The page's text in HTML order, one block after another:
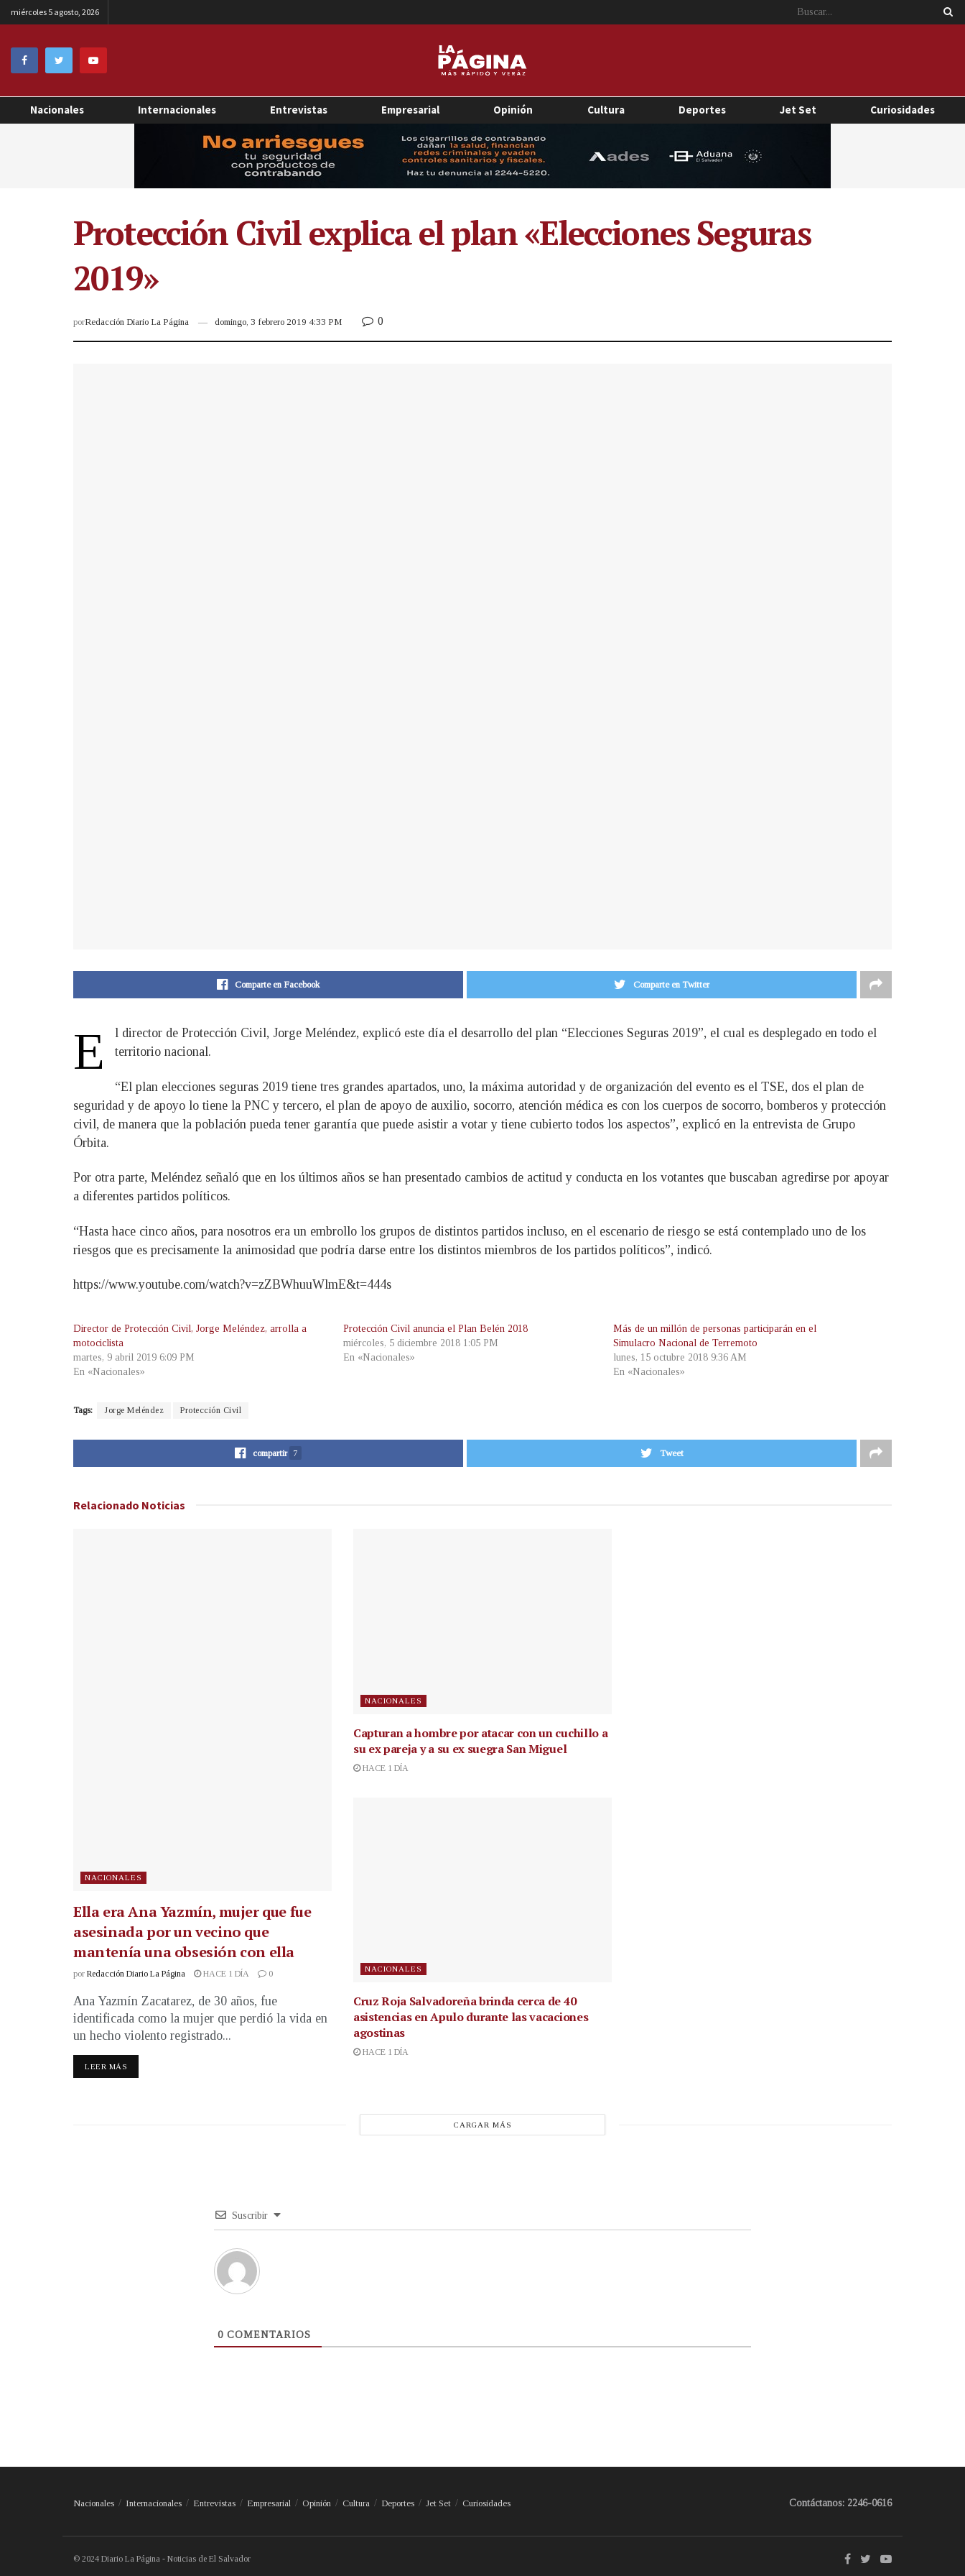
miércoles 5 agosto, 2026
Nacionales Internacionales Entrevistas Empresarial Opinión Cultura Deportes Jet Set Curiosidades
Protección Civil explica el plan «Elecciones Seguras
2019»
porRedacción Diario La Página domingo, 3 febrero 2019 4:33 PM 0
Comparte en Facebook Comparte en Twitter
E
l director de Protección Civil, Jorge Meléndez, explicó este día el desarrollo del plan “Elecciones Seguras 2019”, el cual es desplegado en todo el
territorio nacional.
“El plan elecciones seguras 2019 tiene tres grandes apartados, uno, la máxima autoridad y de organización del evento es el TSE, dos el plan de
seguridad y de apoyo lo tiene la PNC y tercero, el plan de apoyo de auxilio, socorro, atención médica es con los cuerpos de socorro, bomberos y protección
civil, de manera que la población pueda tener garantía que puede asistir a votar y tiene cubierto todos los aspectos”, explicó en la entrevista de Grupo
Órbita.
Por otra parte, Meléndez señaló que en los últimos años se han presentado cambios de actitud y conducta en los votantes que buscaban agredirse por apoyar
a diferentes partidos políticos.
“Hasta hace cinco años, para nosotros era un embrollo los grupos de distintos partidos incluso, en el escenario de riesgo se está contemplado uno de los
riesgos que es precisamente la animosidad que podría darse entre los distintos miembros de los partidos políticos”, indicó.
https://www.youtube.com/watch?v=zZBWhuuWlmE&t=444s
Director de Protección Civil, Jorge Meléndez, arrolla a
motociclista
martes, 9 abril 2019 6:09 PM
En «Nacionales»
Protección Civil anuncia el Plan Belén 2018
miércoles, 5 diciembre 2018 1:05 PM
En «Nacionales»
Más de un millón de personas participarán en el
Simulacro Nacional de Terremoto
lunes, 15 octubre 2018 9:36 AM
En «Nacionales»
Tags: Jorge Meléndez Protección Civil
compartir 7 Tweet
Relacionado Noticias
NACIONALES
Ella era Ana Yazmín, mujer que fue
asesinada por un vecino que
mantenía una obsesión con ella
por Redacción Diario La Página HACE 1 DÍA 0
Ana Yazmín Zacatarez, de 30 años, fue
identificada como la mujer que perdió la vida en
un hecho violento registrado...
LEER MÁS
NACIONALES
Capturan a hombre por atacar con un cuchillo a
su ex pareja y a su ex suegra San Miguel
HACE 1 DÍA
NACIONALES
Cruz Roja Salvadoreña brinda cerca de 40
asistencias en Apulo durante las vacaciones
agostinas
HACE 1 DÍA
CARGAR MÁS
Suscribir
0 COMENTARIOS
Nacionales Internacionales Entrevistas Empresarial Opinión Cultura Deportes Jet Set Curiosidades Contáctanos: 2246-0616
© 2024 Diario La Página - Noticias de El Salvador